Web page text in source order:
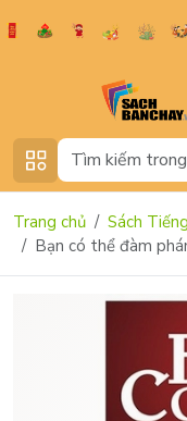
Trang chủ
Sách
Bạn có thể đàm